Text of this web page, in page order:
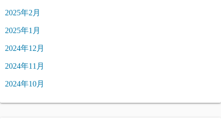
2025年2月
2025年1月
2024年12月
2024年11月
2024年10月